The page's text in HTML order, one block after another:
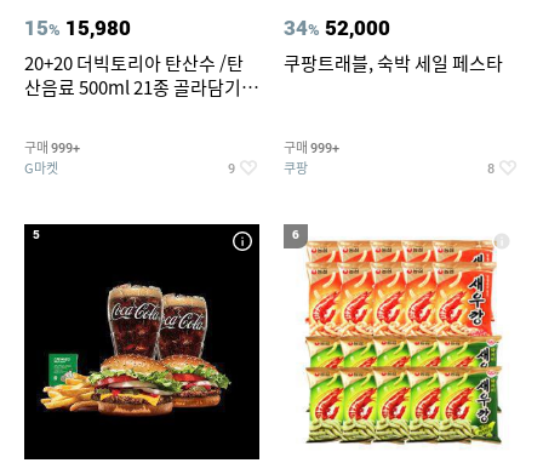
15% 15,980
20+20 더빅토리아 탄산수 /탄
산음료 500ml 21종 골라담기
구매 999+
G마켓 9
34% 52,000
쿠팡트래블, 숙박 세일 페스타
구매 999+
쿠팡 8
5 6